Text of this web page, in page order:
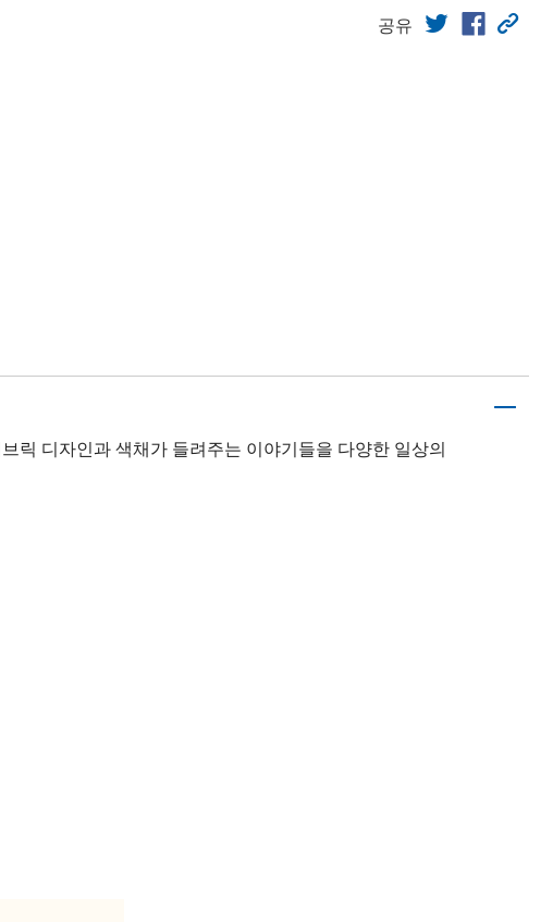
공유
릭 디자인과 색채가 들려주는 이야기들을 다양한 일상의